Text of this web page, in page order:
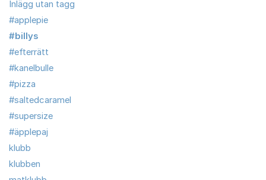
Inlägg utan tagg
#applepie
#billys
#efterrätt
#kanelbulle
#pizza
#saltedcaramel
#supersize
#äpplepaj
klubb
klubben